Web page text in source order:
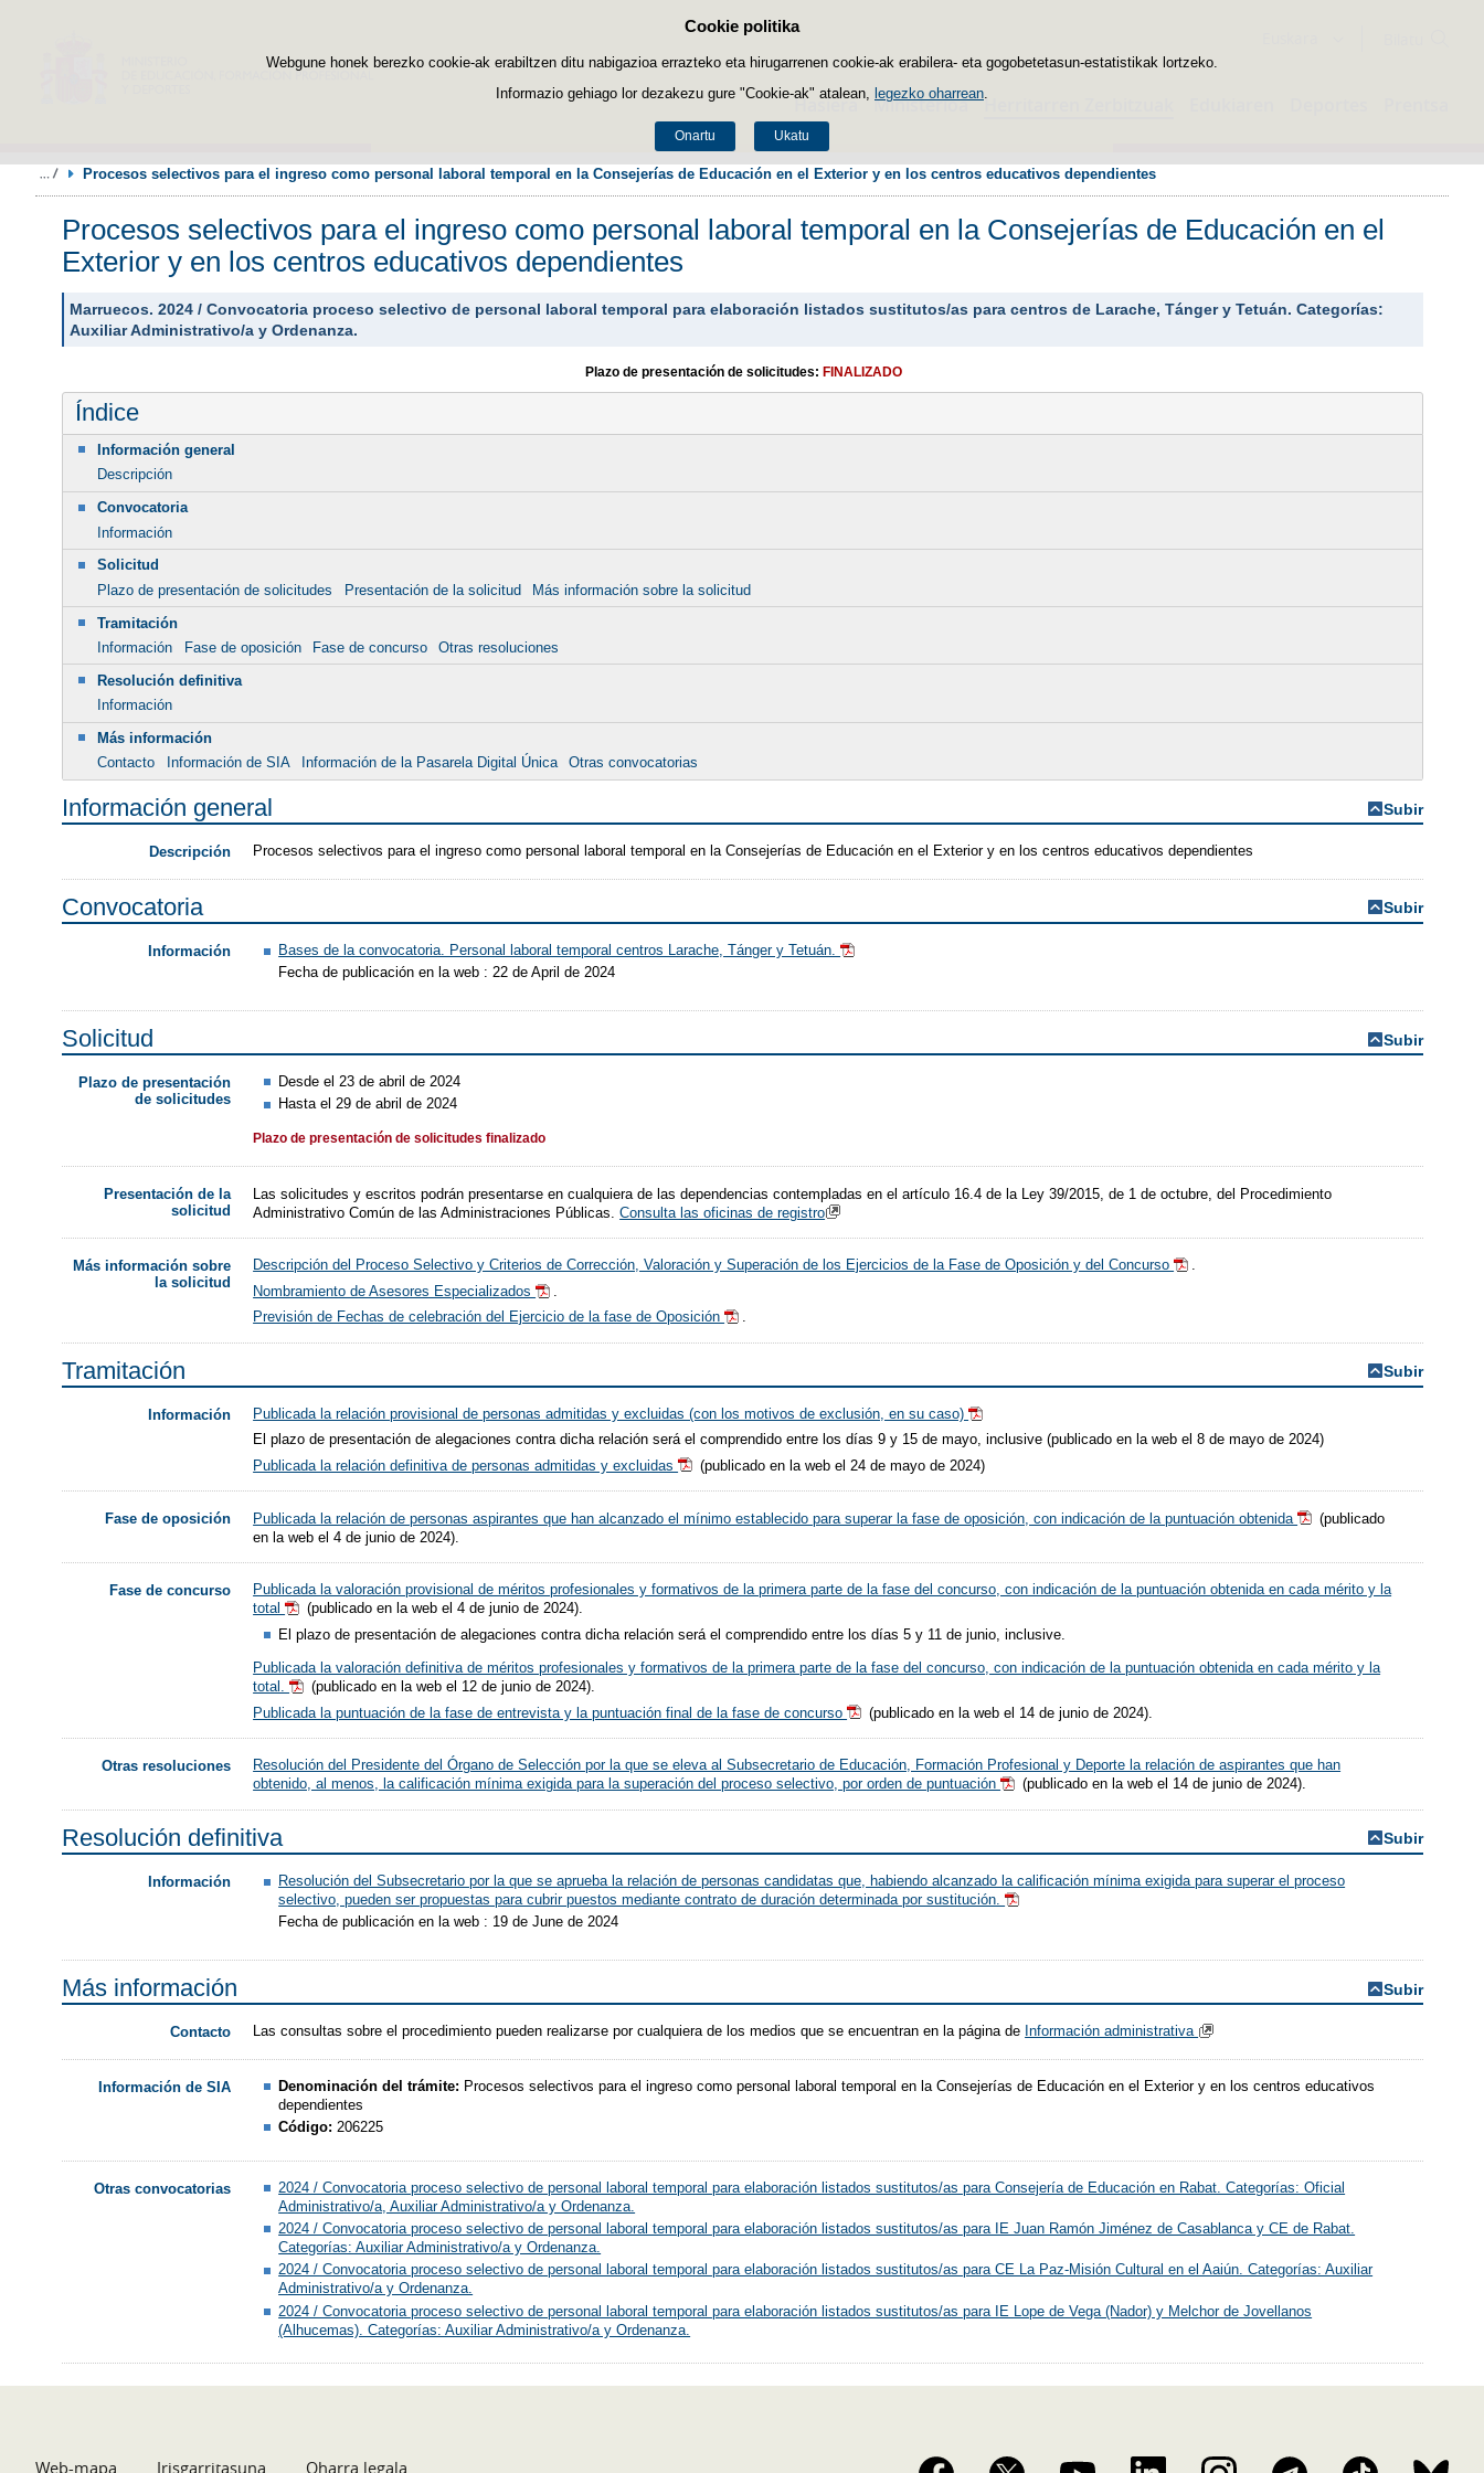
Cookie politika
Webgune honek berezko cookie-ak erabiltzen ditu nabigazioa errazteko eta hirugarrenen cookie-ak erabilera- eta gogobetetasun-estatistikak lortzeko.
Informazio gehiago lor dezakezu gure "Cookie-ak" atalean, legezko oharrean
Onartu Ukatu
Edukira salto egin
Hasiera Ministerioa Herritarren Zerbitzuak
Procesos selectivos para el ingreso como personal laboral temporal en la Consejerías de Educación en el Exterior y en los centros educativos dependientes
Procesos selectivos para el ingreso como personal laboral temporal en la Consejerías de Educación en el
Exterior y en los centros educativos dependientes
Marruecos. 2024 / Convocatoria proceso selectivo de personal laboral temporal para elaboración listados sustitutos/as para centros de Larache, Tánger y Tetuán. Categorías:
Auxiliar Administrativo/a y Ordenanza.
Plazo de presentación de solicitudes: FINALIZADO
Índice
Información general
Descripción
Convocatoria
Información
Solicitud
Plazo de presentación de solicitudes
Presentación de la solicitud
Más información sobre la solicitud
Tramitación
Información
Fase de oposición Fase de concurso
Otras resoluciones
Resolución definitiva
Información
Más información
Contacto
Información de SIA Información de la Pasarela Digital Única Otras convocatorias
Información general Subir
Descripción Procesos selectivos para el ingreso como personal laboral temporal en la Consejerías de Educación en el Exterior y en los centros educativos dependientes
Convocatoria Subir
Información
Bases de la convocatoria. Personal laboral temporal centros Larache, Tánger y Tetuán.
Fecha de publicación en la web : 22 de April de 2024
Solicitud Subir
Plazo de presentación
de solicitudes
Desde el 23 de abril de 2024
Hasta el 29 de abril de 2024
Plazo de presentación de solicitudes finalizado
Presentación de la
solicitud
Las solicitudes y escritos podrán presentarse en cualquiera de las dependencias contempladas en el artículo 16.4 de la Ley 39/2015, de 1 de octubre, del Procedimiento
Administrativo Común de las Administraciones Públicas.Consulta las oficinas de registro
Más información sobre
la solicitud
Descripción del Proceso Selectivo y Criterios de Corrección, Valoración y Superación de los Ejercicios de la Fase de Oposición y del Concurso
.
Nombramiento de Asesores Especializados
Previsión de Fechas de celebración del Ejercicio de la fase de Oposición
.
Tramitación Subir
Información
Publicada la relación provisional de personas admitidas y excluidas (con los motivos de exclusión, en su caso)
El plazo de presentación de alegaciones contra dicha relación será el comprendido entre los días 9 y 15 de mayo, inclusive (publicado en la web el 8 de mayo de 2024)
Publicada la relación definitiva de personas admitidas y excluidas
(publicado en la web el 24 de mayo de 2024)
Fase de oposición Publicada la relación de personas aspirantes que han alcanzado el mínimo establecido para superar la fase de oposición, con indicación de la puntuación obtenida
(publicado
en la web el 4 de junio de 2024).
Fase de concurso
Publicada la valoración provisional de méritos profesionales y formativos de la primera parte de la fase del concurso, con indicación de la puntuación obtenida en cada mérito y la
total
(publicado en la web el 4 de junio de 2024).
El plazo de presentación de alegaciones contra dicha relación será el comprendido entre los días 5 y 11 de junio, inclusive.
Publicada la valoración definitiva de méritos profesionales y formativos de la primera parte de la fase del concurso, con indicación de la puntuación obtenida en cada mérito y la
total.
(publicado en la web el 12 de junio de 2024).
Publicada la puntuación de la fase de entrevista y la puntuación final de la fase de concurso
(publicado en la web el 14 de junio de 2024).
Otras resoluciones
Resolución del Presidente del Órgano de Selección por la que se eleva al Subsecretario de Educación, Formación Profesional y Deporte la relación de aspirantes que han
obtenido, al menos, la calificación mínima exigida para la superación del proceso selectivo, por orden de puntuación
(publicado en la web el 14 de junio de 2024).
Resolución definitiva Subir
Información
Resolución del Subsecretario por la que se aprueba la relación de personas candidatas que, habiendo alcanzado la calificación mínima exigida para superar el proceso
selectivo, pueden ser propuestas para cubrir puestos mediante contrato de duración determinada por sustitución.
Fecha de publicación en la web : 19 de June de 2024
Más información Subir
Contacto Las consultas sobre el procedimiento pueden realizarse por cualquiera de los medios que se encuentran en la página de Información administrativa
Información de SIA Denominación del trámite: Procesos selectivos para el ingreso como personal laboral temporal en la Consejerías de Educación en el Exterior y en los centros educativos
dependientes
Código:206225
Otras convocatorias
2024 / Convocatoria proceso selectivo de personal laboral temporal para elaboración listados sustitutos/as para Consejería de Educación en Rabat. Categorías: Oficial
Administrativo/a, Auxiliar Administrativo/a y Ordenanza.
2024 / Convocatoria proceso selectivo de personal laboral temporal para elaboración listados sustitutos/as para IE Juan Ramón Jiménez de Casablanca y CE de Rabat.
Categorías: Auxiliar Administrativo/a y Ordenanza.
2024 / Convocatoria proceso selectivo de personal laboral temporal para elaboración listados sustitutos/as para CE La Paz-Misión Cultural en el Aaiún. Categorías: Auxiliar
Administrativo/a y Ordenanza.
2024 / Convocatoria proceso selectivo de personal laboral temporal para elaboración listados sustitutos/as para IE Lope de Vega (Nador) y Melchor de Jovellanos
(Alhucemas). Categorías: Auxiliar Administrativo/a y Ordenanza.
Web-mapa Irisgarritasuna Oharra legala